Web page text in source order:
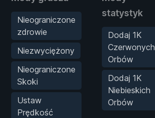
Nieograniczone
zdrowie
Niezwyciężony
Nieograniczone
Skoki
Ustaw
Prędkość
statystyk
Dodaj 1K
Czerwonych
Orbów
Dodaj 1K
Niebieskich
Orbów